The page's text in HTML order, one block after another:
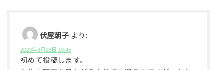
伏屋朝子 より:
2023年8月23日 10:45
初めて投稿します。